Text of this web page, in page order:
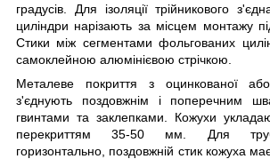
градусів. Для ізоляції трійникового
циліндри нарізають за місцем монтажу
Стики між сегментами фольгованих
самоклейною алюмінієвою стрічкою.
Металеве покриття з оцинкованої або
з'єднують поздовжнім і поперечним
гвинтами та заклепками. Кожухи
перекриттям 35-50 мм. Для
горизонтально, поздовжній стик кожуха